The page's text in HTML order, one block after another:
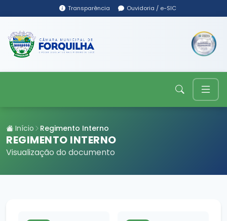
Transparência Ouvidoria / e-SIC
Início Regimento Interno
REGIMENTO INTERNO
Visualização do documento